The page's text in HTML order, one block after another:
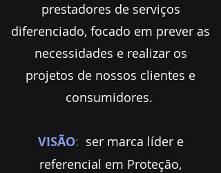
prestadores de serviços
diferenciado, focado em prever as
necessidades e realizar os
projetos de nossos clientes e
consumidores.
VISÃO: ser marca líder e
referencial em Proteção,